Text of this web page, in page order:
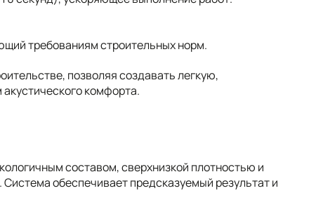
требованиям строительных норм.
позволяя создавать легкую,
комфорта.
составом, сверхнизкой плотностью и
обеспечивает предсказуемый результат и